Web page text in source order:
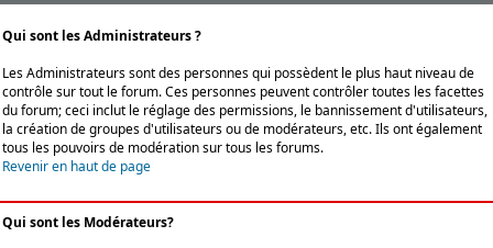
Qui sont les Administrateurs ?
Les Administrateurs sont des personnes qui possèdent le plus haut niveau de
contrôle sur tout le forum. Ces personnes peuvent contrôler toutes les facettes
du forum; ceci inclut le réglage des permissions, le bannissement d'utilisateurs,
la création de groupes d'utilisateurs ou de modérateurs, etc. Ils ont également
tous les pouvoirs de modération sur tous les forums.
Revenir en haut de page
Qui sont les Modérateurs?